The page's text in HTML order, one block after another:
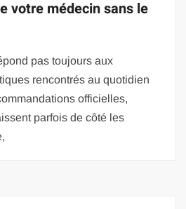
votre médecin sans le
pas toujours aux
rencontrés au quotidien
officielles,
parfois de côté les